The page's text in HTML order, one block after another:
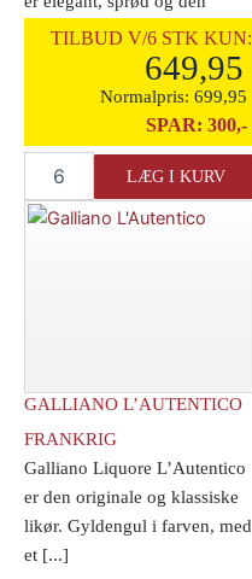
ideelle high [...]
TILBUD V/6 STK KUN:
649,95
Normalpris: 699,95
SPAR: 300,-
Blanc
De
LÆG I KURV
GALLIANO L’AUTENTICO
FRANKRIG
Galliano Liquore L’Autentico
er den originale og klassiske
likør. Gyldengul i farven, med
et [...]